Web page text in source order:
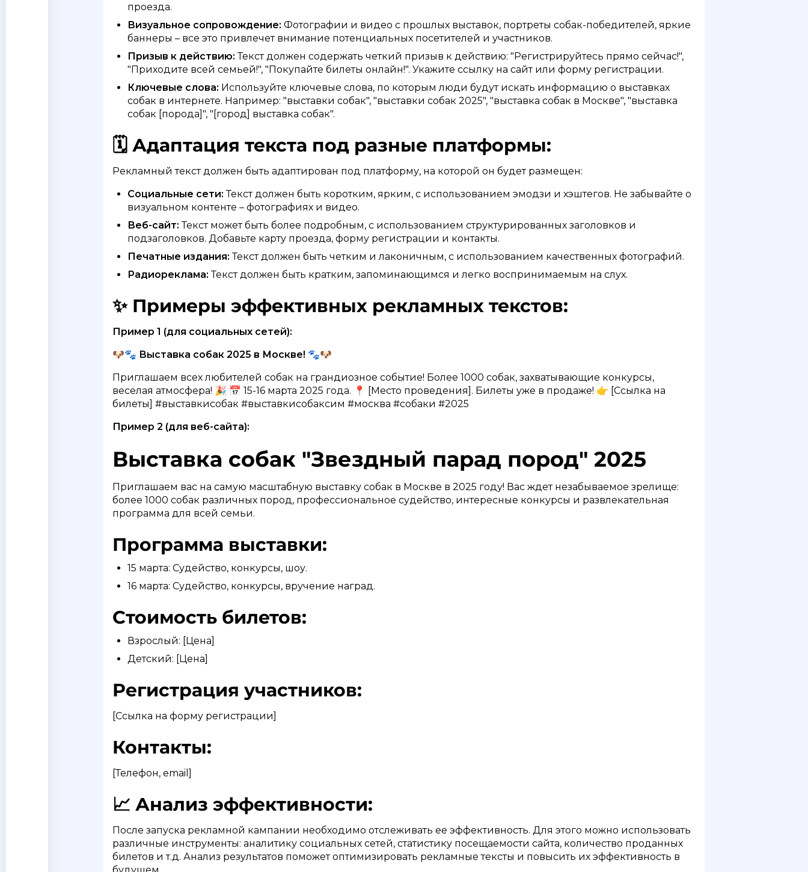
проезда.
Визуальное сопровождение: Фотографии и видео с прошлых выставок, портреты собак-победителей, яркие
баннеры – все это привлечет внимание потенциальных посетителей и участников.
Призыв к действию: Текст должен содержать четкий призыв к действию: "Регистрируйтесь прямо сейчас!",
"Приходите всей семьей!", "Покупайте билеты онлайн!". Укажите ссылку на сайт или форму регистрации.
Ключевые слова: Используйте ключевые слова, по которым люди будут искать информацию о выставках
собак в интернете. Например: "выставки собак", "выставки собак 2025", "выставка собак в Москве", "выставка
собак [порода]", "[город] выставка собак".
🗓️ Адаптация текста под разные платформы:
Рекламный текст должен быть адаптирован под платформу, на которой он будет размещен:
Социальные сети: Текст должен быть коротким, ярким, с использованием эмодзи и хэштегов. Не забывайте о
визуальном контенте – фотографиях и видео.
Веб-сайт: Текст может быть более подробным, с использованием структурированных заголовков и
подзаголовков. Добавьте карту проезда, форму регистрации и контакты.
Печатные издания: Текст должен быть четким и лаконичным, с использованием качественных фотографий.
Радиореклама: Текст должен быть кратким, запоминающимся и легко воспринимаемым на слух.
✨ Примеры эффективных рекламных текстов:
Пример 1 (для социальных сетей):
🐶🐾 Выставка собак 2025 в Москве! 🐾🐶
Приглашаем всех любителей собак на грандиозное событие! Более 1000 собак, захватывающие конкурсы,
веселая атмосфера! 🎉 📅 15-16 марта 2025 года. 📍 [Место проведения]. Билеты уже в продаже! 👉 [Ссылка на
билеты] #выставкисобак #выставкисобаксим #москва #собаки #2025
Пример 2 (для веб-сайта):
Выставка собак "Звездный парад пород" 2025
Приглашаем вас на самую масштабную выставку собак в Москве в 2025 году! Вас ждет незабываемое зрелище:
более 1000 собак различных пород, профессиональное судейство, интересные конкурсы и развлекательная
программа для всей семьи.
Программа выставки:
15 марта: Судейство, конкурсы, шоу.
16 марта: Судейство, конкурсы, вручение наград.
Стоимость билетов:
Взрослый: [Цена]
Детский: [Цена]
Регистрация участников:
[Ссылка на форму регистрации]
Контакты:
[Телефон, email]
📈 Анализ эффективности:
После запуска рекламной кампании необходимо отслеживать ее эффективность. Для этого можно использовать
различные инструменты: аналитику социальных сетей, статистику посещаемости сайта, количество проданных
билетов и т.д. Анализ результатов поможет оптимизировать рекламные тексты и повысить их эффективность в